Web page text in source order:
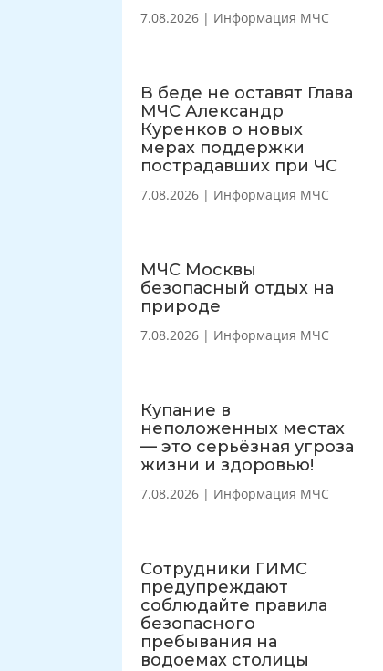
7.08.2026 | Информация МЧС
В беде не оставят Глава
МЧС Александр
Куренков о новых
мерах поддержки
пострадавших при ЧС
7.08.2026 | Информация МЧС
МЧС Москвы
безопасный отдых на
природе
7.08.2026 | Информация МЧС
Купание в
неположенных местах
— это серьёзная угроза
жизни и здоровью!
7.08.2026 | Информация МЧС
Сотрудники ГИМС
предупреждают
соблюдайте правила
безопасного
пребывания на
водоемах столицы